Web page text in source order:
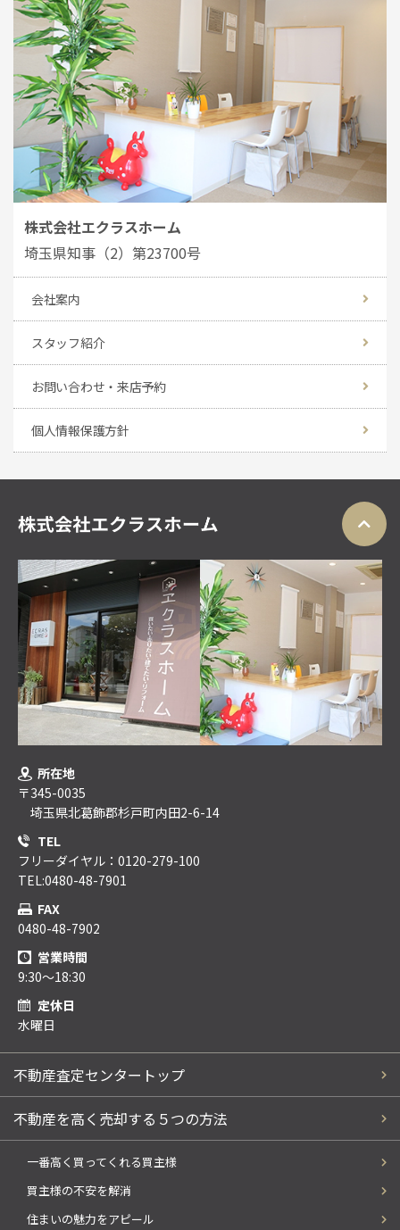
株式会社エクラスホーム
埼玉県知事（2）第23700号
会社案内
スタッフ紹介
お問い合わせ・来店予約
個人情報保護方針
所在地
〒345-0035
埼玉県北葛飾郡杉戸町内田2-6-14
TEL
フリーダイヤル：0120-279-100
TEL:0480-48-7901
FAX
0480-48-7902
営業時間
9:30～18:30
定休日
水曜日
不動産査定センタートップ
不動産を高く売却する５つの方法
一番高く買ってくれる買主様
買主様の不安を解消
住まいの魅力をアピール